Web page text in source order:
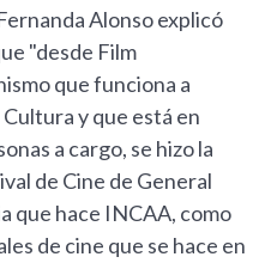
Alonso explicó
"desde Film
que funciona a
y que está en
a cargo, se hizo la
de Cine de General
que hace INCAA, como
de cine que se hace en